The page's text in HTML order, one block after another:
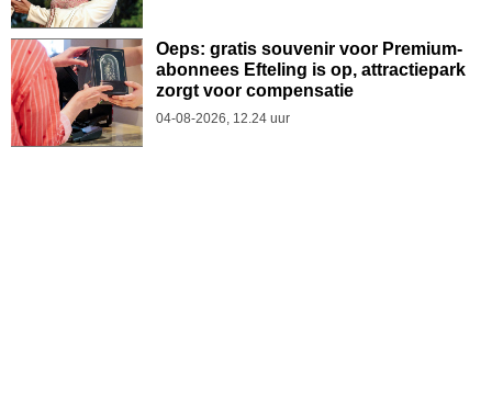
Oeps: gratis souvenir voor Premium-
abonnees Efteling is op, attractiepark
zorgt voor compensatie
04-08-2026, 12.24 uur